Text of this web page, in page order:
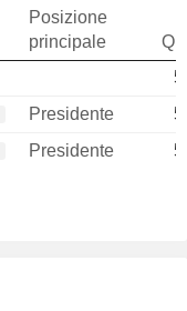
Posizione
principale
Presidente
Presidente